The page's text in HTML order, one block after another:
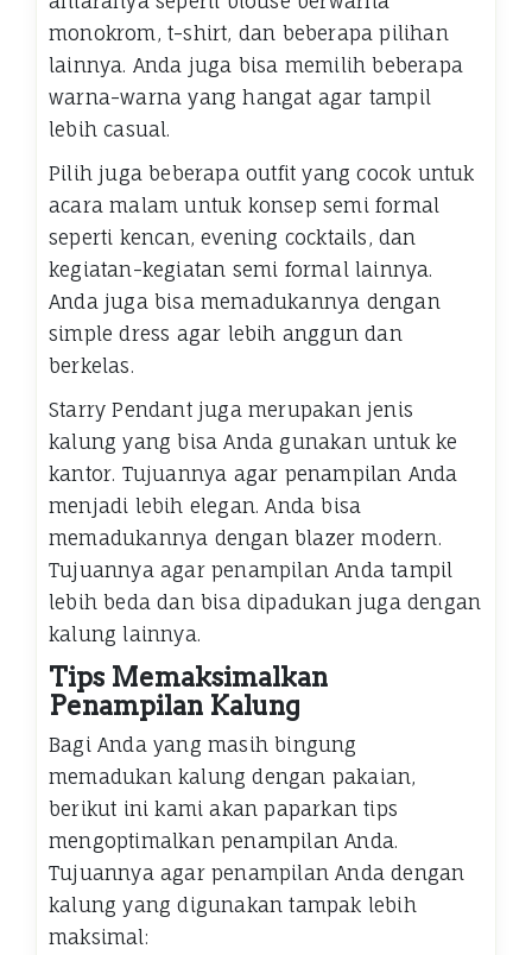
monokrom, t-shirt, dan beberapa pilihan
lainnya. Anda juga bisa memilih beberapa
warna-warna yang hangat agar tampil
lebih casual.
Pilih juga beberapa outfit yang cocok untuk
acara malam untuk konsep semi formal
seperti kencan, evening cocktails, dan
kegiatan-kegiatan semi formal lainnya.
Anda juga bisa memadukannya dengan
simple dress agar lebih anggun dan
berkelas.
Starry Pendant juga merupakan jenis
kalung yang bisa Anda gunakan untuk ke
kantor. Tujuannya agar penampilan Anda
menjadi lebih elegan. Anda bisa
memadukannya dengan blazer modern.
Tujuannya agar penampilan Anda tampil
lebih beda dan bisa dipadukan juga dengan
kalung lainnya.
Tips Memaksimalkan
Penampilan Kalung
Bagi Anda yang masih bingung
memadukan kalung dengan pakaian,
berikut ini kami akan paparkan tips
mengoptimalkan penampilan Anda.
Tujuannya agar penampilan Anda dengan
kalung yang digunakan tampak lebih
maksimal: